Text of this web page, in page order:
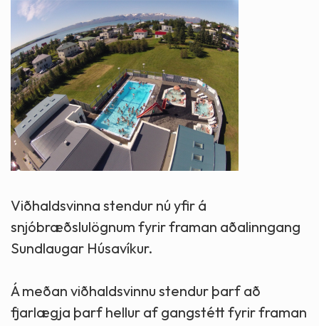
Viðhaldsvinna stendur nú yfir á
snjóbræðslulögnum fyrir framan aðalinngang
Sundlaugar Húsavíkur.
Á meðan viðhaldsvinnu stendur þarf að
fjarlægja þarf hellur af gangstétt fyrir framan